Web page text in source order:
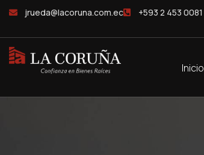
jrueda@lacoruna.com.ec
+593 2 453 0081
Inicio